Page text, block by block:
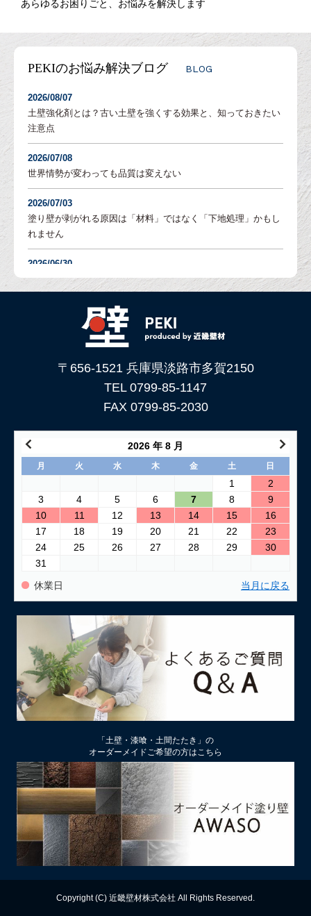
あらゆるお困りごと、お悩みを解決します
PEKIのお悩み解決ブログ BLOG
2026/08/07
土壁強化剤とは？古い土壁を強くする効果と、知っておきたい
注意点
2026/07/08
世界情勢が変わっても品質は変えない
2026/07/03
塗り壁が剥がれる原因は「材料」ではなく「下地処理」かもし
れません
2026/06/30
塗り壁の「吸水調整」とは？DIYでも失敗しないための重要な
下地処理を解説
「土壁」と「漆喰」 仕上がり表情はどんな違いがある？
2026/05/29
土壁仕上げ材「塗ってくれい」がリニューアルしました！
コンクリートに土壁を塗る方法
2026/04/04
仕上げ材（漆喰や土壁）が部分的に剥がれた壁の塗り替え方法
2026/03/24
古い壁の塗り替え｜失敗しない下地処理のポイント
2026/03/06
「壁カラー」はどんな塗り壁材の着色に使える もちろん土壁
にも！
土壁リフォーム時アクが出たり、出なかったりするのはなぜ？
2026/02/12
土壁仕上げ材「塗ってくれい」「やすらぎ」の色をうすく、淡
くするには
2026/01/22
厚付け補修用中塗り漆喰ドカッと！は滑らかな表面にもできる
2026/01/09
【塗り替え下地処理】ビニールクロスは剥がさず下地処理する
のがおすすめ
2025/12/13
漆喰の上に土壁は塗れるのか？
〒656-1521 兵庫県淡路市多賀2150
TEL 0799-85-1147
FAX 0799-85-2030
2026 年 8 月
月 火 水 木 金 土 日
1
2
3
4 5 6 7 8
9
10
11 12 13 14 15
16
17
18 19 20 21 22
23
24
25 26 27 28 29
30
31
休業日 当月に戻る
「土壁・漆喰・土間たたき」の
オーダーメイドご希望の方はこちら
Copyright (C) 近畿壁材株式会社 All Rights Reserved.